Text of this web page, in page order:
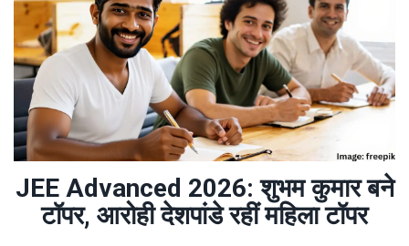
JEE Advanced 2026: शुभम कुमार बने
टॉपर, आरोही देशपांडे रहीं महिला टॉपर